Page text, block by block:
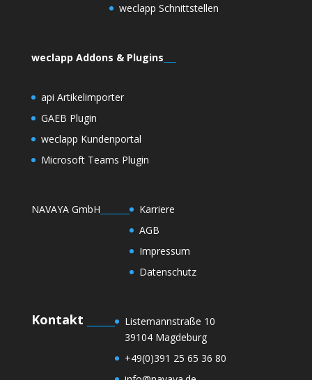
weclapp Schnittstellen
weclapp Addons & Plugins
api Artikelimporter
GAEB Plugin
weclapp Kundenportal
Microsoft Teams Plugin
NAVAYA GmbH
Karriere
AGB
Impressum
Datenschutz
Kontakt
Listemannstraße 10
39104 Magdeburg
+49(0)391 25 65 36 80